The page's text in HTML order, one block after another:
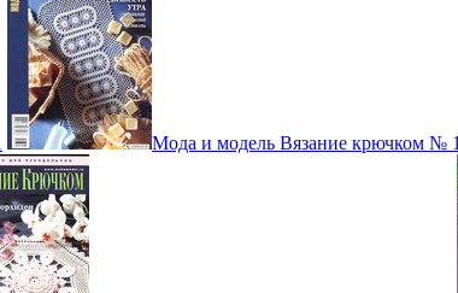
Мода и модель Вязание крючком №